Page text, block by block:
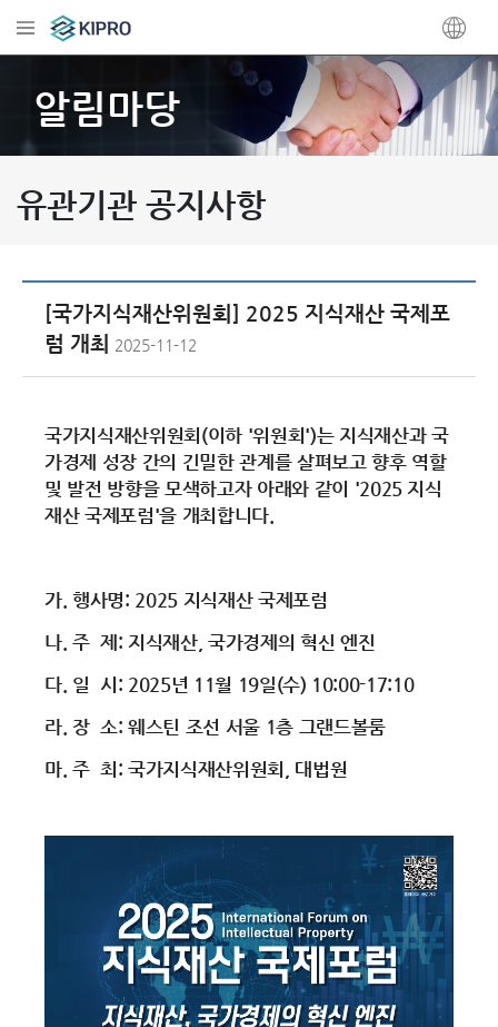
알림마당
유관기관 공지사항
[국가지식재산위원회] 2025 지식재산 국제포
럼 개최
2025-11-12
국가지식재산위원회(이하 '위원회')는 지식재산과 국
가경제 성장 간의 긴밀한 관계를 살펴보고 향후 역할
및 발전 방향을 모색하고자 아래와 같이 '2025 지식
재산 국제포럼'을 개최합니다.
가. 행사명: 2025 지식재산 국제포럼
나. 주 제: 지식재산, 국가경제의 혁신 엔진
다. 일 시: 2025년 11월 19일(수) 10:00-17:10
라. 장 소: 웨스틴 조선 서울 1층 그랜드볼룸
마. 주 최: 국가지식재산위원회, 대법원